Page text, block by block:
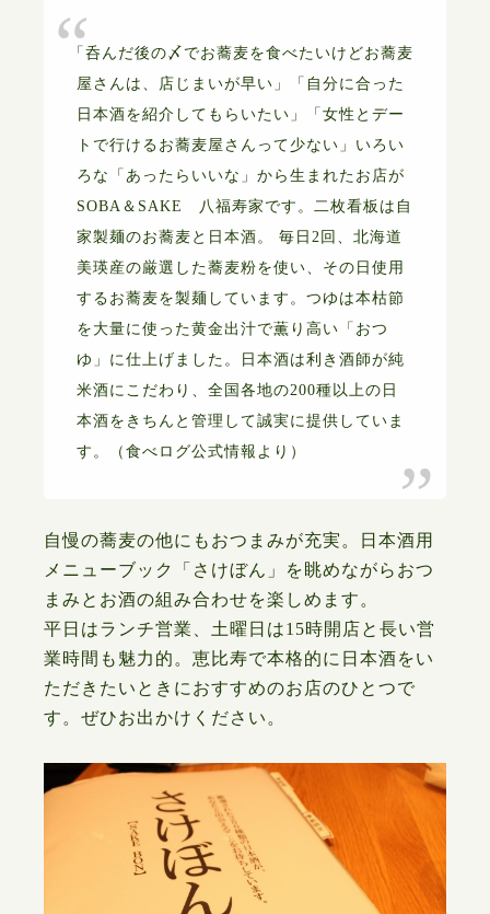
「呑んだ後の〆でお蕎麦を食べたいけどお蕎麦
屋さんは、店じまいが早い」「自分に合った
日本酒を紹介してもらいたい」「女性とデー
トで行けるお蕎麦屋さんって少ない」いろい
ろな「あったらいいな」から生まれたお店が
SOBA＆SAKE 八福寿家です。二枚看板は自
家製麺のお蕎麦と日本酒。 毎日2回、北海道
美瑛産の厳選した蕎麦粉を使い、その日使用
するお蕎麦を製麺しています。つゆは本枯節
を大量に使った黄金出汁で薫り高い「おつ
ゆ」に仕上げました。日本酒は利き酒師が純
米酒にこだわり、全国各地の200種以上の日
本酒をきちんと管理して誠実に提供していま
す。（食べログ公式情報より）
自慢の蕎麦の他にもおつまみが充実。日本酒用
メニューブック「さけぼん」を眺めながらおつ
まみとお酒の組み合わせを楽しめます。
平日はランチ営業、土曜日は15時開店と長い営
業時間も魅力的。恵比寿で本格的に日本酒をい
ただきたいときにおすすめのお店のひとつで
す。ぜひお出かけください。